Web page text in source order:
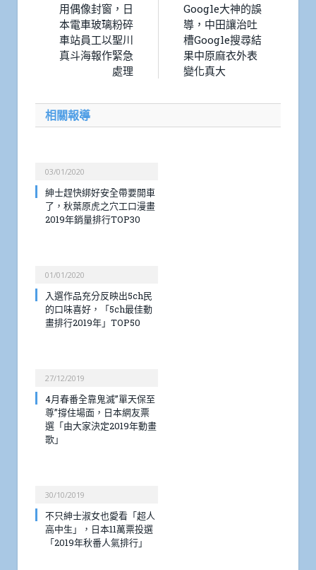
用偶像封窗，日
本電車玻璃粉碎
車站員工以聖川
真斗海報作緊急
處理
Google大神的誤
導，中田讓治吐
槽Google搜尋結
果中原麻衣外表
變化真大
相關報導
03/01/2020
紳士趕快綁好安全帶要開車
了，秋葉原虎之穴工口漫畫
2019年銷量排行TOP30
01/01/2020
入選作品充分反映出5ch民
的口味喜好，「5ch最佳動
畫排行2019年」TOP50
27/12/2019
4月春番全靠鬼滅”單天保至
尊”撐住場面，日本網友票
選「由大家決定2019年動畫
歌」
30/10/2019
不只紳士淑女也愛看「超人
高中生」，日本11萬票投選
「2019年秋番人氣排行」